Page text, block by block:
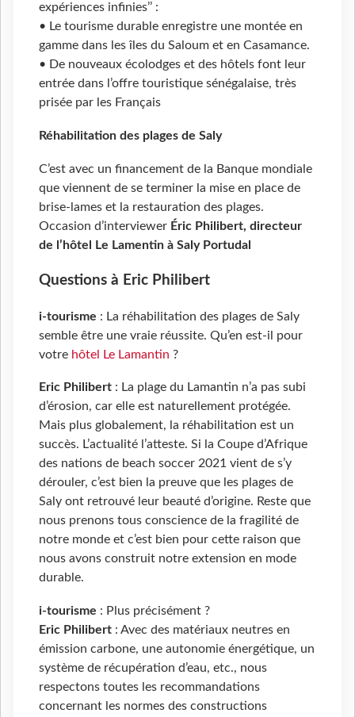
expériences infinies’’ :
• Le tourisme durable enregistre une montée en
gamme dans les îles du Saloum et en Casamance.
• De nouveaux écolodges et des hôtels font leur
entrée dans l’offre touristique sénégalaise, très
prisée par les Français
Réhabilitation des plages de Saly
C’est avec un financement de la Banque mondiale
que viennent de se terminer la mise en place de
brise-lames et la restauration des plages.
Occasion d’interviewer Éric Philibert, directeur
de l’hôtel Le Lamentin à Saly Portudal
Questions à Eric Philibert
i-tourisme : La réhabilitation des plages de Saly
semble être une vraie réussite. Qu’en est-il pour
votre hôtel Le Lamantin ?
Eric Philibert : La plage du Lamantin n’a pas subi
d’érosion, car elle est naturellement protégée.
Mais plus globalement, la réhabilitation est un
succès. L’actualité l’atteste. Si la Coupe d’Afrique
des nations de beach soccer 2021 vient de s’y
dérouler, c’est bien la preuve que les plages de
Saly ont retrouvé leur beauté d’origine. Reste que
nous prenons tous conscience de la fragilité de
notre monde et c’est bien pour cette raison que
nous avons construit notre extension en mode
durable.
i-tourisme : Plus précisément ?
Eric Philibert : Avec des matériaux neutres en
émission carbone, une autonomie énergétique, un
système de récupération d’eau, etc., nous
respectons toutes les recommandations
concernant les normes des constructions